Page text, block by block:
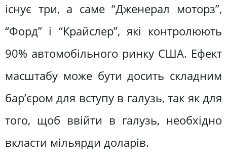
існує три, а саме “Дженерал моторз”,
“Форд” і “Крайслер”, які контролюють
90% автомобільного ринку США. Ефект
масштабу може бути досить складним
бар’єром для вступу в галузь, так як для
того, щоб ввійти в галузь, необхідно
вкласти мільярди доларів.